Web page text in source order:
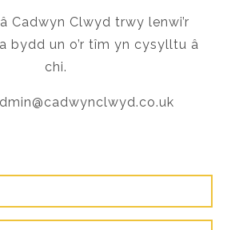
Cadwyn Clwyd trwy lenwi’r
bydd un o’r tîm yn cysylltu â
chi.